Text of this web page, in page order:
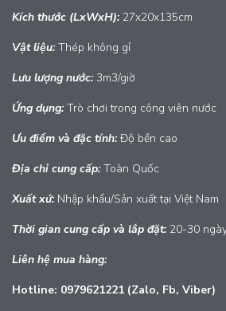
Kích thước (LxWxH):27x20x135cm
Vật liệu:Thép không gỉ
Lưu lượng nước:3m3/giờ
Ứng dụng:Trò chơi trong công viên nước
Ưu điểm và đặc tính:Độ bền cao
Địa chỉ cung cấp:Toàn Quốc
Xuấtxứ:Nhập khẩu/Sản xuất tại Việt Nam
Thời gian cung cấp và lắp đặt:20-30
Liên hệ mua hàng:
Hotline: 0979621221 (Zalo, Fb, Viber)